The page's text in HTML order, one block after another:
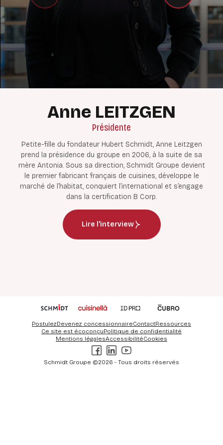
Anne LEITZGEN
Présidente
Petite-fille du fondateur Hubert Schmidt, Anne Leitzgen
prend la présidence du groupe en 2006, à la suite de sa
mère Antonia. Sous sa direction, Schmidt Groupe devient
le premier fabricant français de cuisines, développe le
marché de l’habitat, conquiert l’international et s’engage
dans la certification B Corp.
Lire l'interview
Schmidt Groupe ©2026 - Tous droits réservés
PostulezDevenez concessionnaireContactRessources
Ce site est écoconçuPolitique de confidentialité
Mentions légalesAccessibilitéCookies
Facebook
LinkedIn
Youtube